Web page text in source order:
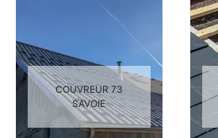
COUVREUR 73
SAVOIE